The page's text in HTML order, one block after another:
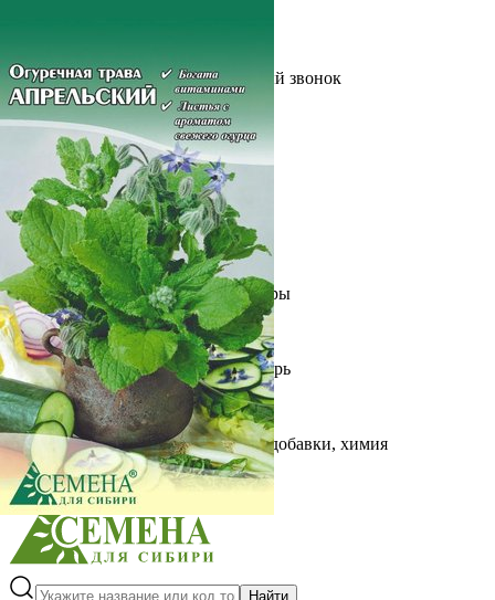
Обратный звонокЗаказать обратный звонок
Каталог
Семена
Грунты
Газонные травы, сидераты
Горшки, рассадники, аксессуары
Посадочный материал
Садовый инструмент, инвентарь
Консервирование
Средства защиты, удобрения, добавки, химия
Обустройство сада, декор
Найти